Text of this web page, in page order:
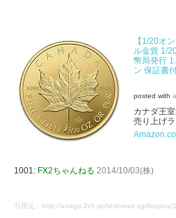
【1/20オ
ル金貨 1/
幣局発行
ン 保証書
posted with
カナダ王
売り上げ
1001: FX2ちゃんねる 2014/10/03(株)
引用元：http://anago.2ch.sc/test/read.cgi/bizplus/